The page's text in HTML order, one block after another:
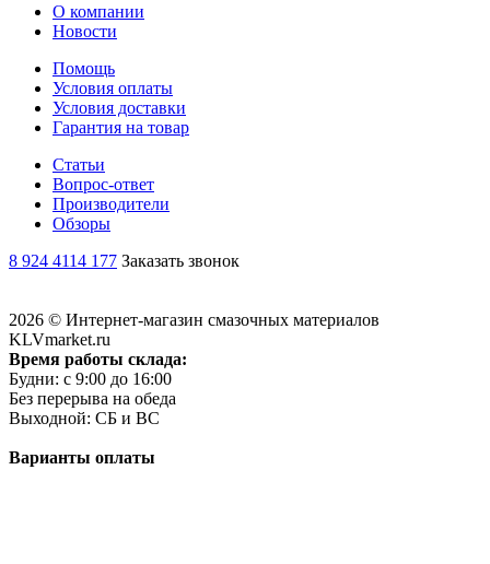
О компании
Новости
Помощь
Условия оплаты
Условия доставки
Гарантия на товар
Статьи
Вопрос-ответ
Производители
Обзоры
8 924 4114 177 Заказать звонок
2026 © Интернет-магазин смазочных материалов
KLVmarket.ru
Время работы склада:
Будни: c 9:00 до 16:00
Без перерыва на обеда
Выходной: СБ и ВС
Варианты оплаты